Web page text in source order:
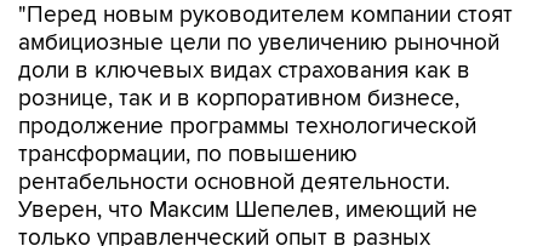
"Перед новым руководителем компании стоят
амбициозные цели по увеличению рыночной
доли в ключевых видах страхования как в
рознице, так и в корпоративном бизнесе,
продолжение программы технологической
трансформации, по повышению
рентабельности основной деятельности.
Уверен, что Максим Шепелев, имеющий не
только управленческий опыт в разных